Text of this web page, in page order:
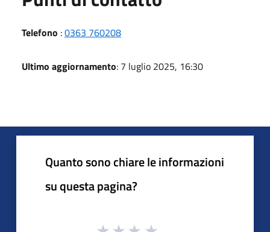
Telefono :0363 760208
Ultimo aggiornamento: 7 luglio 2025, 16:30
Quanto sono chiare le informazioni
su questa pagina?